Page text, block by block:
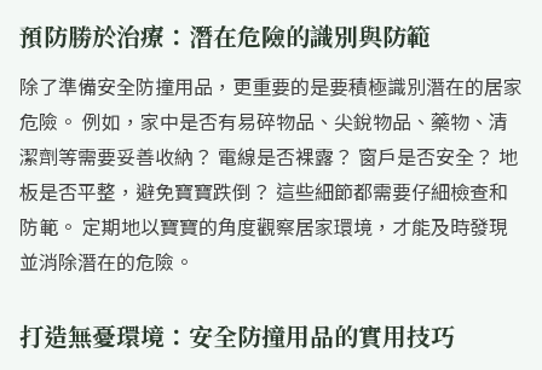
預防勝於治療：潛在危險的識別與防範
除了準備安全防撞用品，更重要的是要積極識別潛在的居家
危險。 例如，家中是否有易碎物品、尖銳物品、藥物、清
潔劑等需要妥善收納？ 電線是否裸露？ 窗戶是否安全？ 地
板是否平整，避免寶寶跌倒？ 這些細節都需要仔細檢查和
防範。 定期地以寶寶的角度觀察居家環境，才能及時發現
並消除潛在的危險。
打造無憂環境：安全防撞用品的實用技巧